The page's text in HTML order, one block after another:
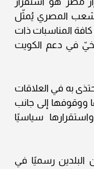
المصري يُمثّل
المناسبات ذات
في دعم الكويت
به في العلاقات
ووقوفها إلى جانب
سياسيًا
البلدين رسميًا في